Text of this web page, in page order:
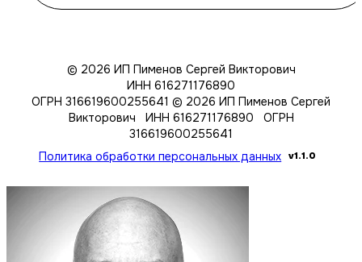
© 2026 ИП Пименов Сергей Викторович
ИНН 616271176890
ОГРН 316619600255641 © 2026 ИП Пименов Сергей
Викторович ИНН 616271176890 ОГРН
316619600255641
Политика обработки персональных данных v1.1.0